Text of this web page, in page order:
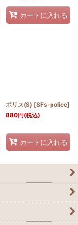
カートに入れる
ポリス(S) [SFs-police]
880円(税込)
カートに入れる